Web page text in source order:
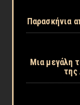
Παρασκήνια
Μια μεγάλη
της